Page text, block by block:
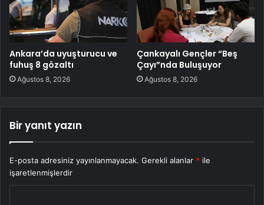
Ankara’da uyuşturucu ve
fuhuş 8 gözaltı
Ağustos 8, 2026
Çankayalı Gençler “Beş
Çayı”nda Buluşuyor
Ağustos 8, 2026
Bir yanıt yazın
E-posta adresiniz yayınlanmayacak. Gerekli alanlar * ile
işaretlenmişlerdir